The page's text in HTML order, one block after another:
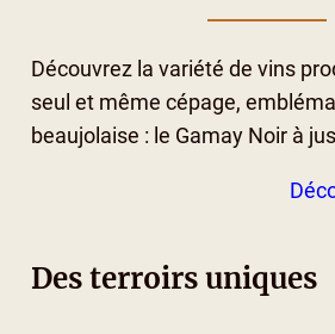
Découvrez la variété de vins
seul et même cépage,
beaujolaise : le Gamay Noir à
Des terroirs uniques